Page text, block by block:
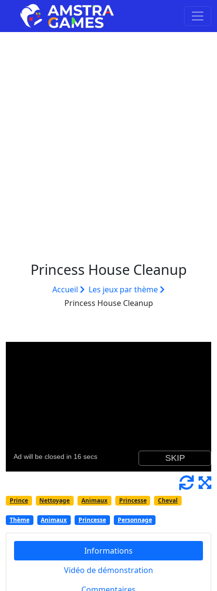
Princess House Cleanup
Accueil
Les jeux par thème
Princess House Cleanup
Prince Nettoyage Animaux Princesse Cheval
Thème Animaux Princesse Personnage
Informations
Vidéo de démonstration